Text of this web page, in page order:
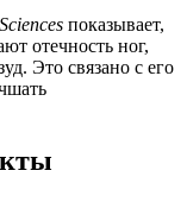
показывает,
отечность ног,
Это связано с его